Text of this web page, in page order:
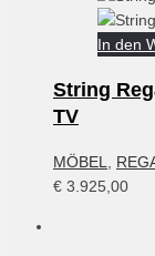
In den
String
TV
MÖBEL
€ 3.925,00